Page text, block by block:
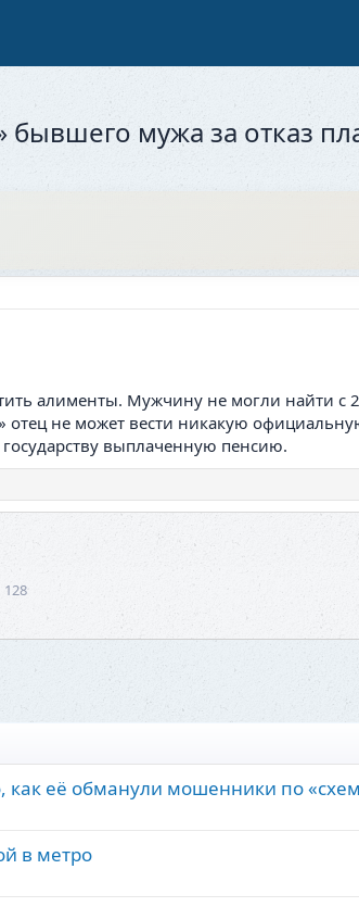
бывшего мужа за отказ
алименты. Мужчину не могли найти
не может вести никакую
выплаченную пенсию.
128
как её обманули мошенники по
в метро